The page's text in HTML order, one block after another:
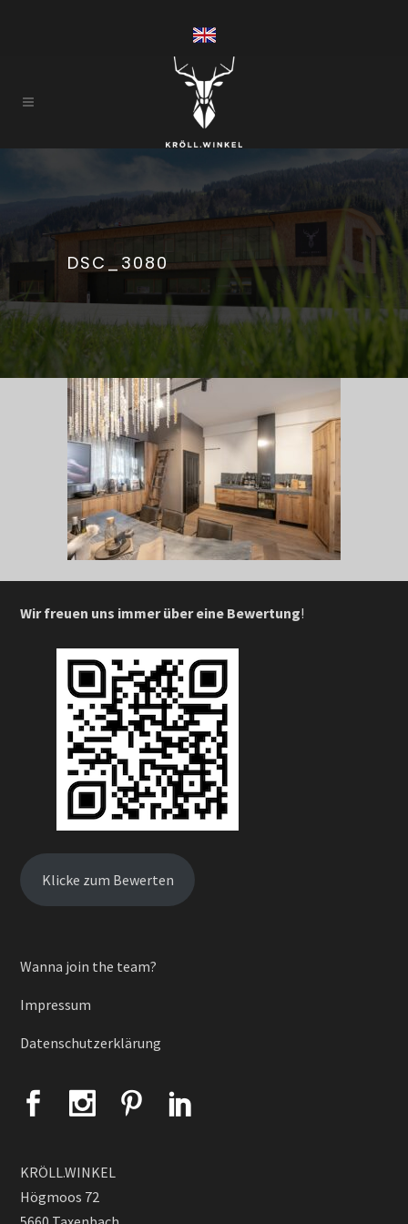
DSC_3080
Wir freuen uns immer über eine Bewertung!
Klicke zum Bewerten
Wanna join the team?
Impressum
Datenschutzerklärung
KRÖLL.WINKEL
Högmoos 72